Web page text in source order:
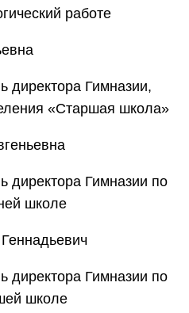
работе
директора Гимназии,
«Старшая школа»
директора Гимназии по
школе
директора Гимназии по
школе